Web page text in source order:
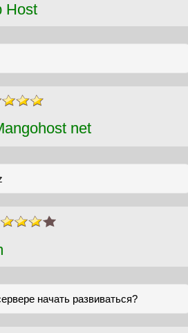
Host
net
начать развиваться?